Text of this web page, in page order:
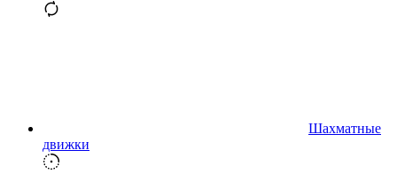
Шахматные
движки